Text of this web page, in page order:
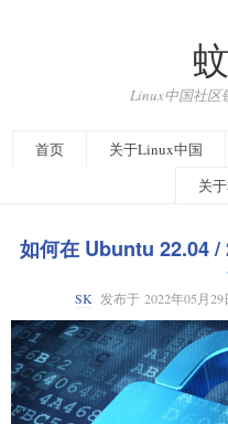
Linux中国社区
首页 关于Linux中国
关
如何在 Ubuntu 22.04
SK 发布于 2022年05月29